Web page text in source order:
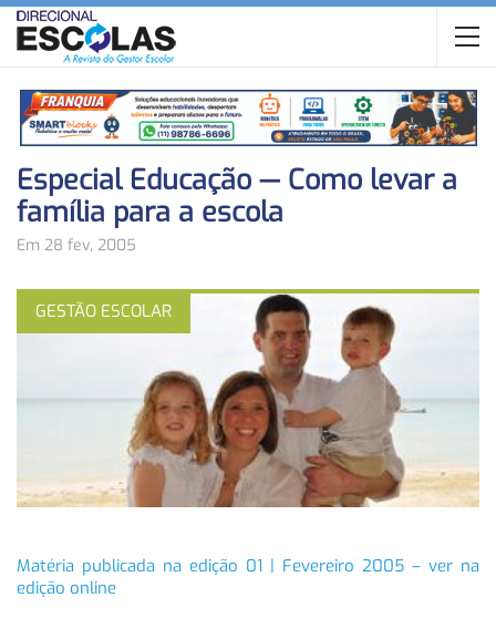
Especial Educação — Como levar a
família para a escola
Em 28 fev, 2005
GESTÃO ESCOLAR
Matéria publicada na edição 01 | Fevereiro 2005 – ver na
edição online